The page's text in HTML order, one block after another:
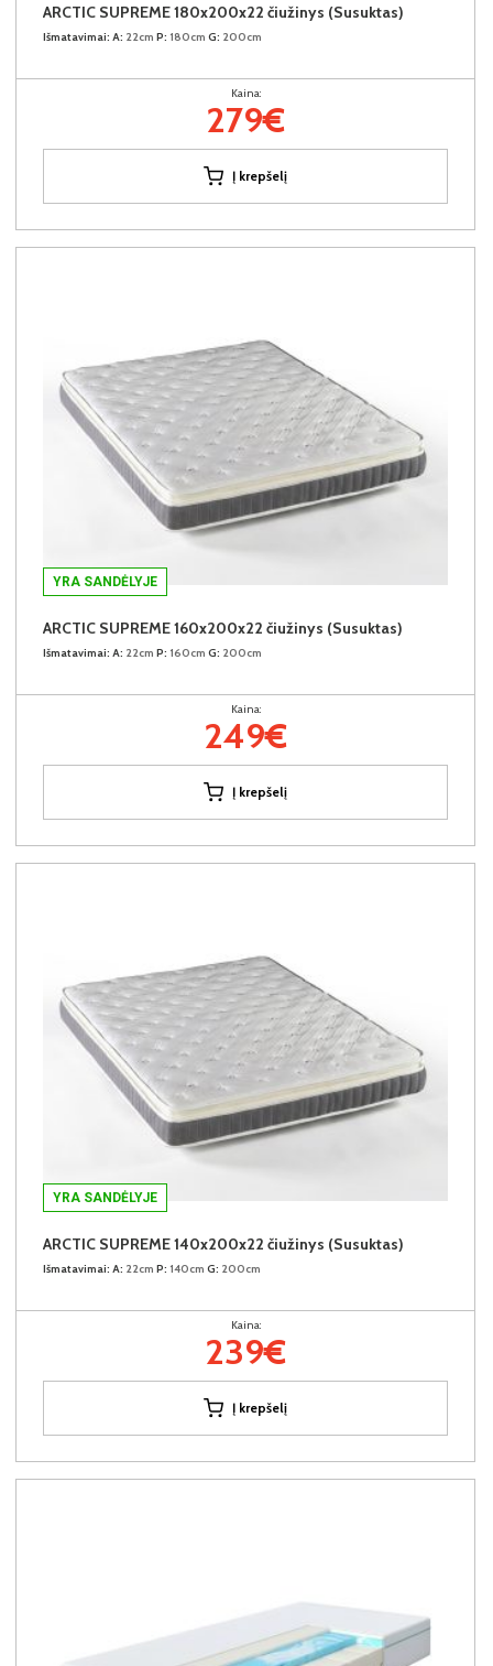
ARCTIC SUPREME 180x200x22 čiužinys (Susuktas)
Išmatavimai: A: 22cm P: 180cm G: 200cm
Kaina:
279€
Į krepšelį
YRA SANDĖLYJE
ARCTIC SUPREME 160x200x22 čiužinys (Susuktas)
Išmatavimai: A: 22cm P: 160cm G: 200cm
Kaina:
249€
Į krepšelį
YRA SANDĖLYJE
ARCTIC SUPREME 140x200x22 čiužinys (Susuktas)
Išmatavimai: A: 22cm P: 140cm G: 200cm
Kaina:
239€
Į krepšelį